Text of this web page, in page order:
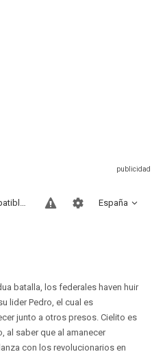
España
Sitios compatibles
batalla, los federales haven huir
lider Pedro, el cual es
junto a otros presos. Cielito es
al saber que al amanecer
con los revolucionarios en